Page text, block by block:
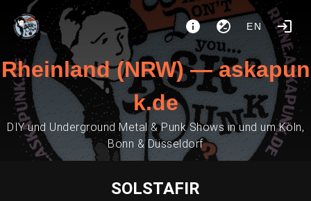
EN
Rheinland (NRW) — askapun
k.de
DIY und Underground Metal & Punk Shows in und um Köln,
Bonn & Düsseldorf
SOLSTAFIR